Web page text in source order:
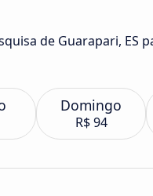
de Guarapari, ES
Domingo
R$ 94